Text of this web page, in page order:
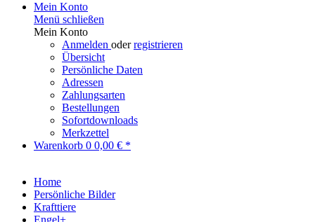
Mein Konto
Menü schließen
Mein Konto
Anmelden oderregistrieren
Übersicht
Persönliche Daten
Adressen
Zahlungsarten
Bestellungen
Sofortdownloads
Merkzettel
Warenkorb 0 0,00 € *
Home
Persönliche Bilder
Krafttiere
Engel+